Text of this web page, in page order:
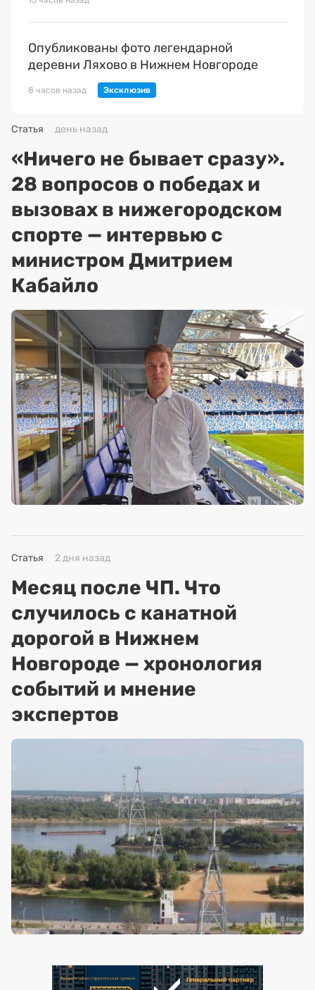
Опубликованы фото легендарной
деревни Ляхово в Нижнем Новгороде
8 часов назад
Статья день назад
«Ничего не бывает сразу».
28 вопросов о победах и
вызовах в нижегородском
спорте — интервью с
министром Дмитрием
Кабайло
Статья 2 дня назад
Месяц после ЧП. Что
случилось с канатной
дорогой в Нижнем
Новгороде — хронология
событий и мнение
экспертов